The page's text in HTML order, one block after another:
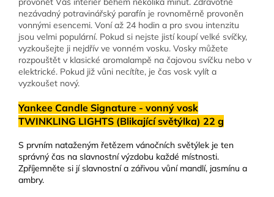
nezávadný potravinářský parafín je rovnoměrně provoněn
vonnými esencemi. Voní až 24 hodin a pro svou intenzitu
jsou velmi populární. Pokud si nejste jistí koupí velké svíčky,
vyzkoušejte ji nejdřív ve vonném vosku. Vosky můžete
rozpouštět v klasické aromalampě na čajovou svíčku nebo v
elektrické. Pokud již vůni necítíte, je čas vosk vylít a
vyzkoušet nový.
Yankee Candle Signature - vonný vosk
TWINKLING LIGHTS (Blikající světýlka) 22 g
S prvním nataženým řetězem vánočních světýlek je ten
správný čas na slavnostní výzdobu každé místnosti.
Zpříjemněte si jí slavnostní a zářivou vůní mandlí, jasmínu a
ambry.